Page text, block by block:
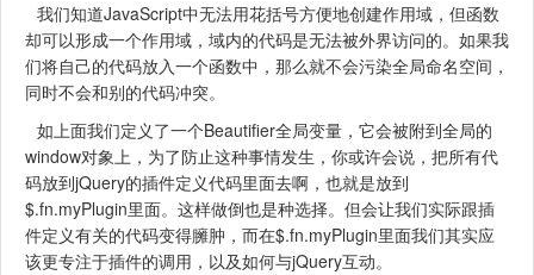
我们知道JavaScript中无法用花括号方便地创建作用域，但函数
却可以形成一个作用域，域内的代码是无法被外界访问的。如果我
们将自己的代码放入一个函数中，那么就不会污染全局命名空间，
同时不会和别的代码冲突。
如上面我们定义了一个Beautifier全局变量，它会被附到全局的
window对象上，为了防止这种事情发生，你或许会说，把所有代
码放到jQuery的插件定义代码里面去啊，也就是放到
$.fn.myPlugin里面。这样做倒也是种选择。但会让我们实际跟插
件定义有关的代码变得臃肿，而在$.fn.myPlugin里面我们其实应
该更专注于插件的调用，以及如何与jQuery互动。